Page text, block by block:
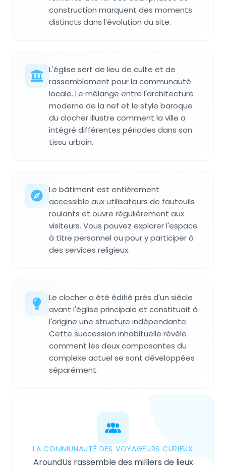
construction marquent des moments
distincts dans l'évolution du site.
L'église sert de lieu de culte et de
rassemblement pour la communauté
locale. Le mélange entre l'architecture
moderne de la nef et le style baroque
du clocher illustre comment la ville a
intégré différentes périodes dans son
tissu urbain.
Le bâtiment est entièrement
accessible aux utilisateurs de fauteuils
roulants et ouvre régulièrement aux
visiteurs. Vous pouvez explorer l'espace
à titre personnel ou pour y participer à
des services religieux.
Le clocher a été édifié près d'un siècle
avant l'église principale et constituait à
l'origine une structure indépendante.
Cette succession inhabituelle révèle
comment les deux composantes du
complexe actuel se sont développées
séparément.
LA COMMUNAUTÉ DES VOYAGEURS CURIEUX
AroundUs rassemble des milliers de lieux